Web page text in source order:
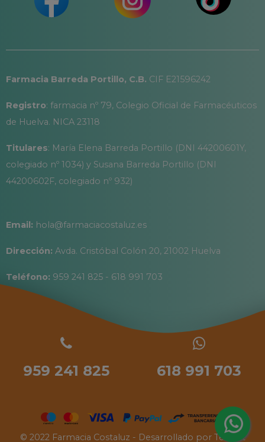
Farmacia Barreda Portillo, C.B. CIF E21596242
Registro: farmacia nº 79, Colegio Oficial de Farmacéuticos
de Huelva. NICA 23118
Titulares: María Elena Barreda Portillo (DNI 44200601Y,
colegiado nº 1034) y Susana Barreda Portillo (DNI
44200602F, colegiado nº 932)
Email: hola@farmaciacostaluz.es
Dirección: Avda. Cristóbal Colón 20, 21002 Huelva
Teléfono: 959 241 825 - 618 991 703
959 241 825 618 991 703
© 2022 Farmacia Costaluz - Desarrollado por Tecinet